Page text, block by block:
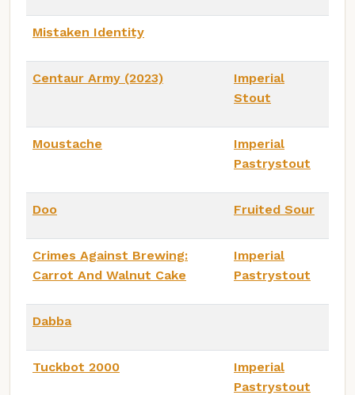
Mistaken Identity
Centaur Army (2023)
Imperial
Stout
Moustache
Imperial
Pastrystout
Doo Fruited Sour
Crimes Against Brewing:
Carrot And Walnut Cake
Imperial
Pastrystout
Dabba
Tuckbot 2000
Imperial
Pastrystout